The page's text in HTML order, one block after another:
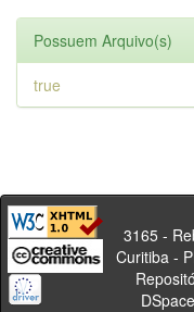
Possuem Arquivo(s)
true
Av.
3165 -